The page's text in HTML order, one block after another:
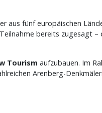
aus fünf europäischen
bereits zugesagt
Tourism aufzubauen. Im
Arenberg-